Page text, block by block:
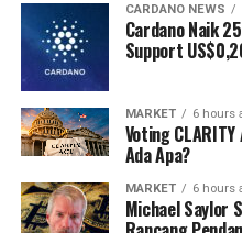
CARDANO NEWS
Cardano Naik
Support
MARKET 6 hours
Voting
Ada Apa?
MARKET 6 hours
Michael Saylor